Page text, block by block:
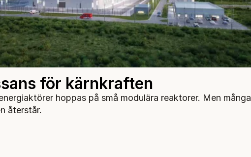
för kärnkraften
hoppas på små modulära reaktorer. Men många
återstår.